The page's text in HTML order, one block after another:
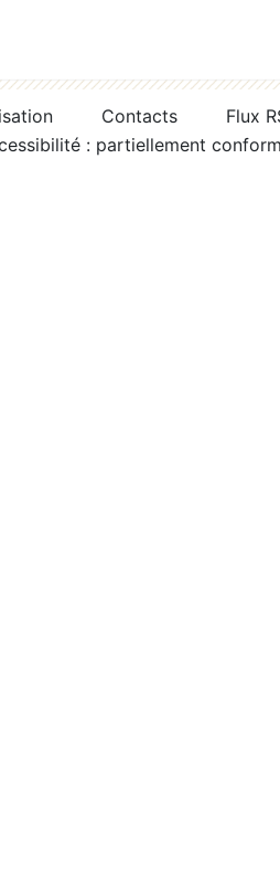
Contacts
Flux
: partiellement